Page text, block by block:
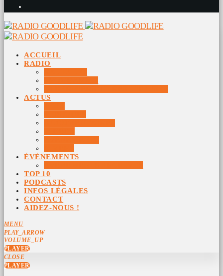
ACCUEIL
RADIO
ACTUS
ÉVÉNEMENTS
TOP 10
PODCASTS
INFOS LÉGALES
CONTACT
AIDEZ-NOUS !
MENU
PLAY_ARROW
VOLUME_UP
PLAYER
CLOSE
PLAYER